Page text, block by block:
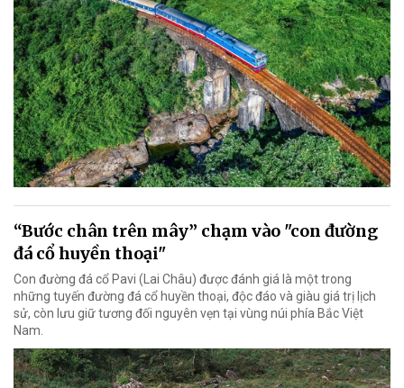
“Bước chân trên mây” chạm vào "con đường
đá cổ huyền thoại"
Con đường đá cổ Pavi (Lai Châu) được đánh giá là một trong
những tuyến đường đá cổ huyền thoại, độc đáo và giàu giá trị lịch
sử, còn lưu giữ tương đối nguyên vẹn tại vùng núi phía Bắc Việt
Nam.